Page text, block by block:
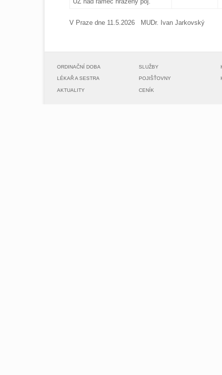
V Praze dne 11.5.2026 MUDr. Ivan Jarkovský
ORDINAČNÍ DOBA
LÉKAŘ A SESTRA
AKTUALITY
SLUŽBY
POJIŠŤOVNY
CENÍK